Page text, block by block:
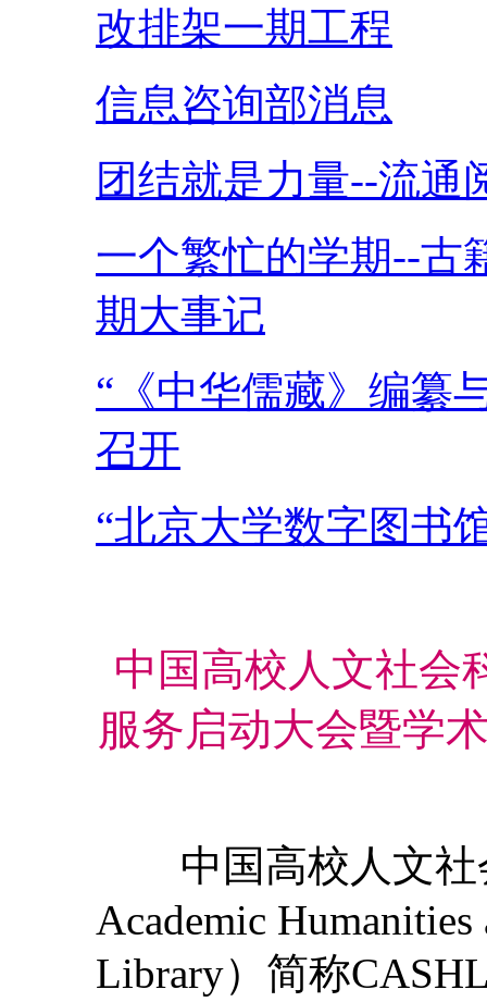
改排架一期工程
信息咨询部消息
团结就是力量--流通
一个繁忙的学期--古
期大事记
“《中华儒藏》编纂
召开
“北京大学数字图书
中国高校人文社会
服务启动大会暨学
中国高校人文社
Academic Humanities
Library）简称